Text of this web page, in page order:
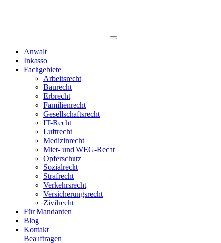
Anwalt
Inkasso
Fachgebiete
Arbeitsrecht
Baurecht
Erbrecht
Familienrecht
Gesellschaftsrecht
IT-Recht
Luftrecht
Medizinrecht
Miet- und WEG-Recht
Opferschutz
Sozialrecht
Strafrecht
Verkehrsrecht
Versicherungsrecht
Zivilrecht
Für Mandanten
Blog
Kontakt
Beauftragen